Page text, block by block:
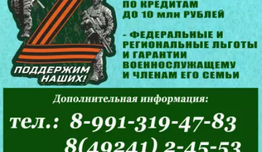
грузчики
подсобные рабочие
заместители начальника
пожарные
психологи
экономисты